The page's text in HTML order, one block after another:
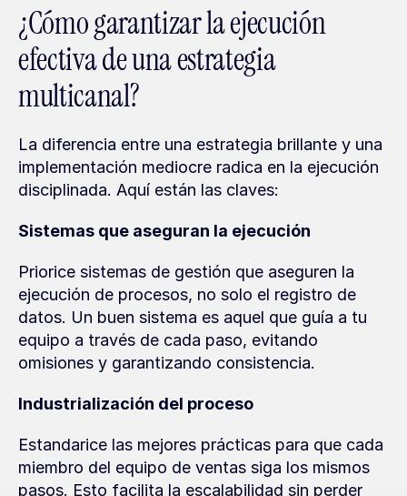
¿Cómo garantizar la ejecución
efectiva de una estrategia
multicanal?
La diferencia entre una estrategia brillante y una
implementación mediocre radica en la ejecución
disciplinada. Aquí están las claves:
Sistemas que aseguran la ejecución
Priorice sistemas de gestión que aseguren la
ejecución de procesos, no solo el registro de
datos. Un buen sistema es aquel que guía a tu
equipo a través de cada paso, evitando
omisiones y garantizando consistencia.
Industrialización del proceso
Estandarice las mejores prácticas para que cada
miembro del equipo de ventas siga los mismos
pasos. Esto facilita la escalabilidad sin perder